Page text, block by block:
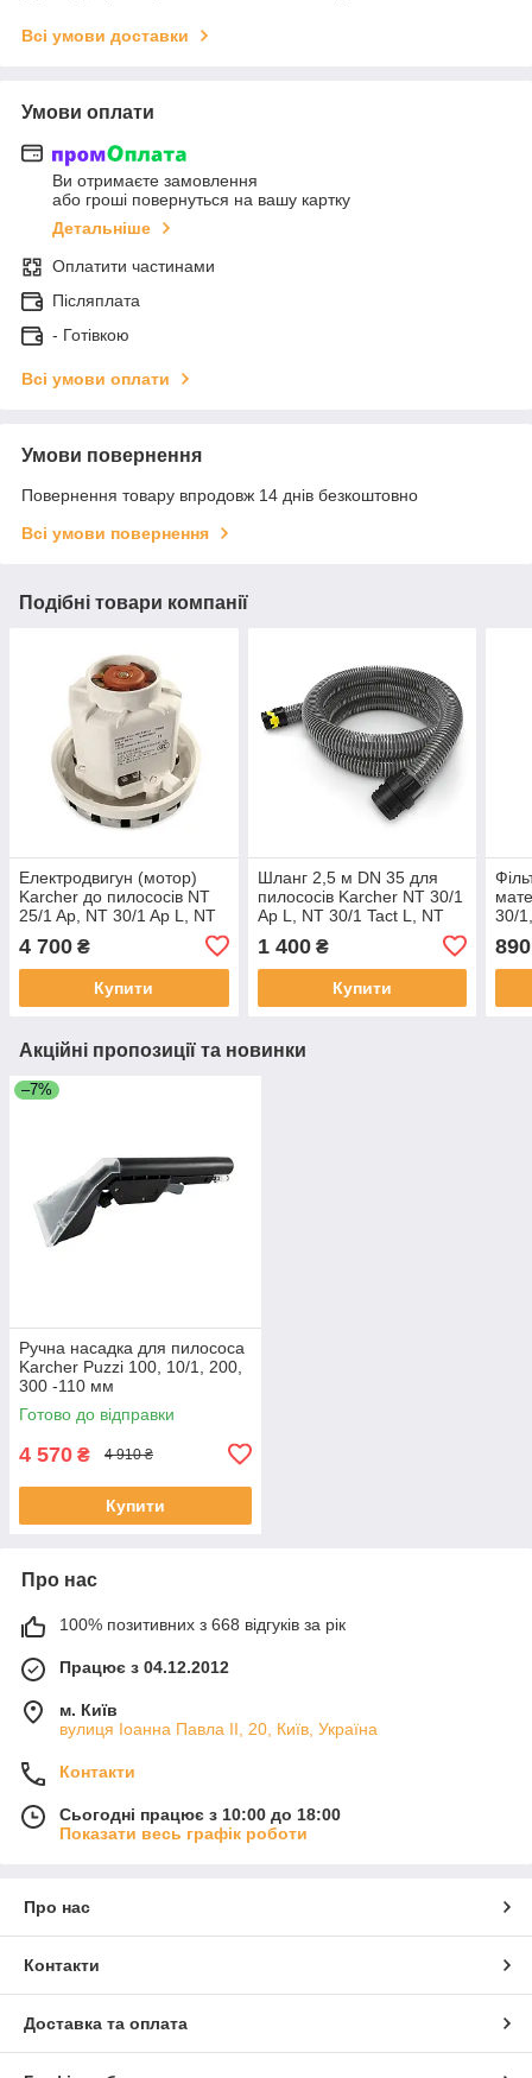
Всі умови доставки
Умови оплати
Ви отримаєте замовлення
або гроші повернуться на вашу картку
Детальніше
Оплатити частинами
Післяплата
- Готівкою
Всі умови оплати
Умови повернення
Повернення товару впродовж 14 днів безкоштовно
Всі умови повернення
Подібні товари компанії
Електродвигун (мотор)
Karcher до пилососів NT
25/1 Ap, NT 30/1 Ap L, NT
35/1, NT 65/2, NT 75/2 арт
467.3.601-4
4 700 ₴
Купити
Шланг 2,5 м DN 35 для
пилососів Karcher NT 30/1
Ap L, NT 30/1 Tact L, NT
40/1 Ap L, NT 50/1 Tact Te
L арт. 2.889-134.0
1 400₴
Купити
30/
890
Акційні пропозиції та новинки
–7%
Ручна насадка для пилососа
Karcher Puzzi 100, 10/1, 200,
300 -110 мм
Готово до відправки
4 570 ₴ 4 910 ₴
Купити
Про нас
100% позитивних з 668 відгуків за рік
Працює з 04.12.2012
м. Київ
вулиця Іоанна Павла ІІ, 20, Київ, Україна
Контакти
Сьогодні працює з 10:00 до 18:00
Показати весь графік роботи
Про нас
Контакти
Доставка та оплата